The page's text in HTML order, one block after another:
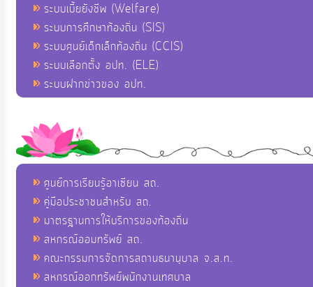
ระบบเบี้ยยังชีพ (Welfare)
ระบบการศึกษาท้องถิ่น (SIS)
ระบบศูนย์เด็กเล็กท้องถิ่น (CCIS)
ระบบเลือกตั้ง อปท. (ELE)
ระบบฝากข่าวของ อปท.
ศูนย์การเรียนรู้อาเซียน สถ.
คู่มือประชาชนสำหรับ สถ.
มาตรฐานการให้บริการของท้องถิ่น
สหกรณ์ออมทรัพย์ สถ.
คณะกรรมการจัดการสถานธนานุบาล จ.ส.ท.
สหกรณ์ออกทรัพย์พนักงานเทศบาล